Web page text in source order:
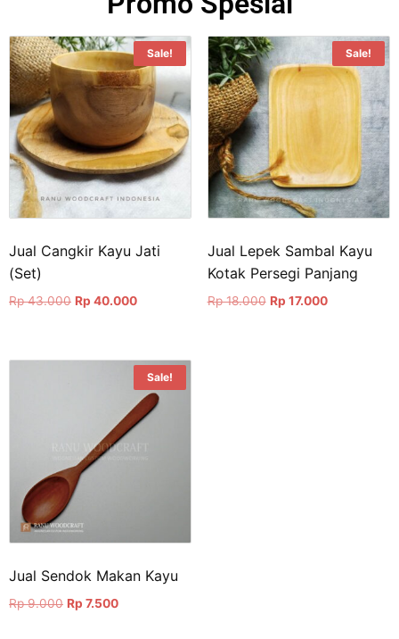
Sale!
Jual Cangkir Kayu Jati
(Set)
Rp43.000 Rp 40.000
Sale!
Jual Lepek Sambal Kayu
Kotak Persegi Panjang
Rp18.000 Rp 17.000
Sale!
Jual Sendok Makan Kayu
Rp9.000 Rp 7.500